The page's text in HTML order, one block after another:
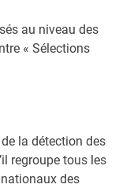
au niveau des
« Sélections
de la détection des
regroupe tous les
des